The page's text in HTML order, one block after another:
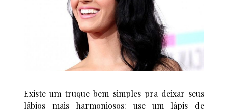
Existe um truque bem simples pra deixar seus
lábios mais harmoniosos: use um lápis de